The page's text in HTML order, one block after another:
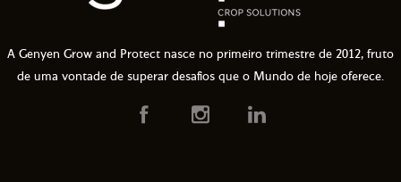
A Genyen Grow and Protect nasce no primeiro trimestre de 2012, fruto
de uma vontade de superar desafios que o Mundo de hoje oferece.